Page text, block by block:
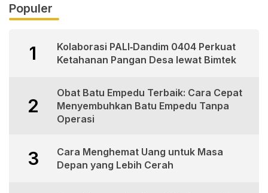
Populer
1
Kolaborasi PALI‑Dandim 0404 Perkuat
Ketahanan Pangan Desa lewat Bimtek
2
Obat Batu Empedu Terbaik: Cara Cepat
Menyembuhkan Batu Empedu Tanpa
Operasi
3
Cara Menghemat Uang untuk Masa
Depan yang Lebih Cerah